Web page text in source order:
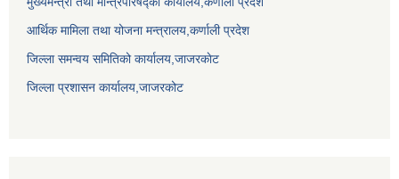
आर्थिक मामिला तथा योजना मन्त्रालय,कर्णाली प्रदेश
जिल्ला समन्वय समितिको कार्यालय,जाजरकाेट
जिल्ला प्रशासन कार्यालय,जाजरकोट